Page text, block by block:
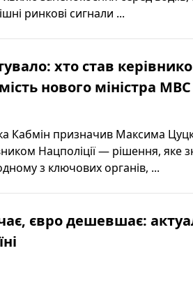
ринкові сигнали ...
хто став
нового міністра МВС
Кабмін призначив Максима
Нацполіції — рішення, яке
з ключових органів, ...
євро дешевшає: